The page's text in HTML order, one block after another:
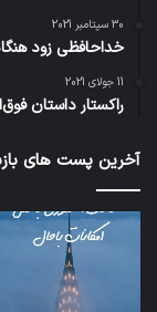
30 سپتامبر 2021
خداحافظی زود
11 جولای 2021
راکستار داستان
آخرین پست های